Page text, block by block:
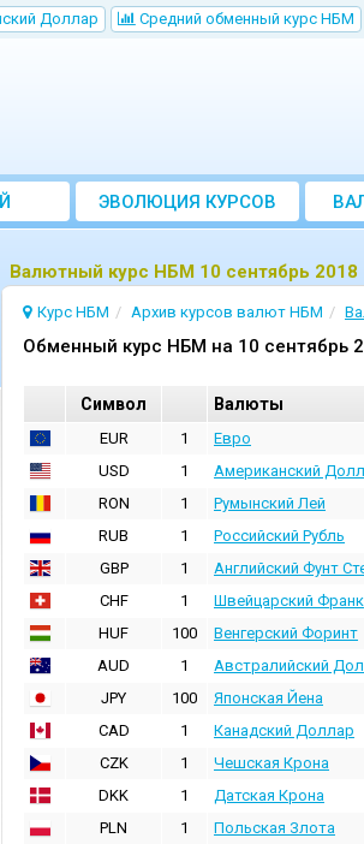
Доллар Cредний обменный курс НБM
ЭВОЛЮЦИЯ КУРСОВ
Bалютный курс НБМ 10 сентябрь 2018
Курс НБМ Архив курсов валют НБМ
Oбменный курс НБМ на 10 сентябрь
Cимвол Валюты
EUR 1 Евро
USD
1 Aмериканский
RON
1 Румынский Лей
RUB
1 Российский Рубль
GBP
1 Английский Фунт
CHF
1 Швейцарский Франк
HUF
100 Венгерский Форинт
AUD
1 Австралийский
JPY
100 Японская Йена
CAD
1 Канадский Доллар
CZK
1 Чешская Крона
DKK
1 Датская Крона
PLN
1 Польская Злота